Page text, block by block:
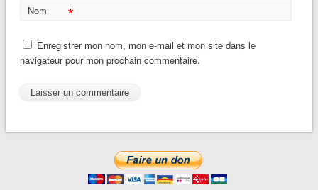
Nom *
Enregistrer mon nom, mon e-mail et mon site dans le
navigateur pour mon prochain commentaire.